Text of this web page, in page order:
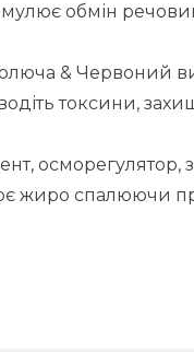
обмін
& Червоний
токсини,
жиро спалюючи